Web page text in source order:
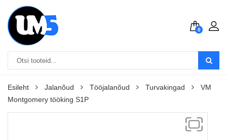
0
Esileht Jalanõud Tööjalanõud Turvakingad
VM
Montgomery tööking S1P